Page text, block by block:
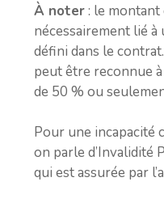
À noter : le montant
nécessairement lié
défini dans le
peut être reconnue
de 50 % ou
Pour une incapacité
on parle d’Invalidité
qui est assurée par